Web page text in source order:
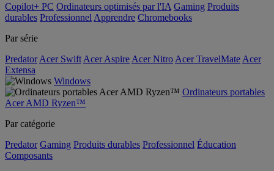
Copilot+ PC Ordinateurs optimisés par l'IA Gaming Produits
durables Professionnel Apprendre Chromebooks
Par série
Predator Acer Swift Acer Aspire Acer Nitro Acer TravelMate Acer
Extensa
Windows
Ordinateurs portables
Acer AMD Ryzen™
Par catégorie
Predator Gaming Produits durables Professionnel Éducation
Composants